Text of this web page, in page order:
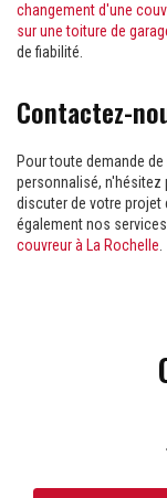
changement d'une
sur une toiture de
de fiabilité.
Contactez-
Pour toute demande
personnalisé, n'hésitez
discuter de votre projet
également nos
couvreur à La Rochelle.